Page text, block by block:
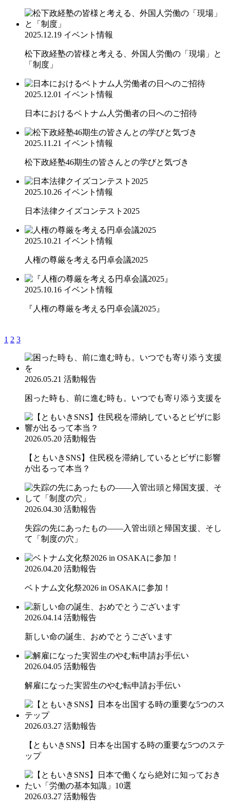
2025.12.19 イベント情報
松下政経塾の皆様と考える、外国人労働の「現場」と
「制度」
2025.12.01 イベント情報
日本におけるベトナム人労働者の日へのご招待
2025.11.21 イベント情報
松下政経塾46期生の皆さんとの学びと気づき
2025.10.26 イベント情報
日本法律クイズコンテスト2025
2025.10.21 イベント情報
人権の尊厳を考える円卓会議2025
2025.10.16 イベント情報
『人権の尊厳を考える円卓会議2025』
1 2 3
2026.05.21 活動報告
困った時も、前に進む時も。いつでも寄り添う支援を
2026.05.20 活動報告
【ともいきSNS】住民税を滞納しているとビザに影響
が出るって本当？
2026.04.30 活動報告
失踪の先にあったもの――入管出頭と帰国支援、そし
て「制度の穴」
2026.04.20 活動報告
ベトナム文化祭2026 in OSAKAに参加！
2026.04.14 活動報告
新しい命の誕生、おめでとうございます
2026.04.05 活動報告
解雇になった実習生のやむ転申請お手伝い
2026.03.27 活動報告
【ともいきSNS】日本を出国する時の重要な5つのステ
ップ
2026.03.27 活動報告